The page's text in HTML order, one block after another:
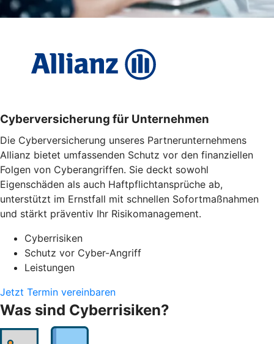
Cyber­versicherung für Unternehmen
Die Cyberversicherung unseres Partnerunternehmens
Allianz bietet umfassenden Schutz vor den finanziellen
Folgen von Cyberangriffen. Sie deckt sowohl
Eigenschäden als auch Haftpflichtansprüche ab,
unterstützt im Ernstfall mit schnellen Sofortmaßnahmen
und stärkt präventiv Ihr Risikomanagement.
Cyberrisiken
Schutz vor Cyber-Angriff
Leistungen
Jetzt Termin vereinbaren
Was sind Cyberrisiken?